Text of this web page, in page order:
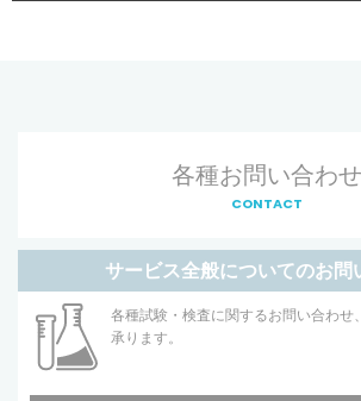
各種お問い合わせ
CONTACT
サービス全般についてのお問
各種試験・検査に関するお問い合わせ
承ります。